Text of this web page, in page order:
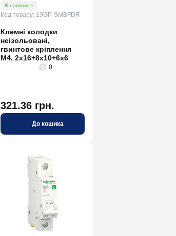
В наявності
Код товару: 19GP-SMBFDR
Клемні колодки
неізольовані,
гвинтове кріплення
М4, 2х16+8х10+6х6
0
321.36 грн.
До кошика